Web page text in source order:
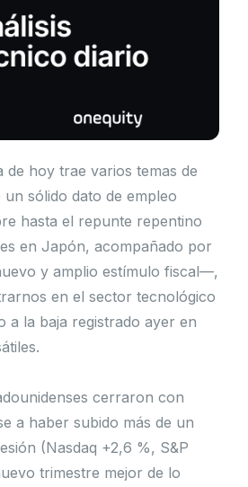
de hoy trae varios temas de
sólido dato de empleo
hasta el repunte repentino
en Japón, acompañado por
y amplio estímulo fiscal—,
en el sector tecnológico
a la baja registrado ayer en
cerraron con
a haber subido más de un
(Nasdaq +2,6 %, S&P
trimestre mejor de lo